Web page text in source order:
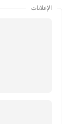
الإعلانات